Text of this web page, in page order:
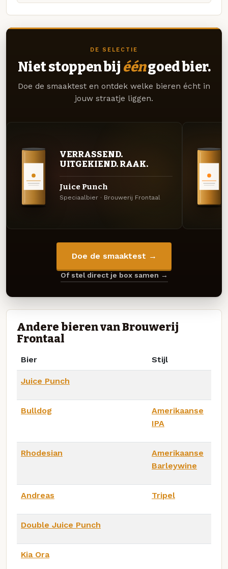
DE SELECTIE
Niet stoppen bij ééngoed bier.
Doe de smaaktest en ontdek welke bieren écht in
jouw straatje liggen.
VERRASSEND.
UITGEKIEND. RAAK.
Juice Punch
Speciaalbier · Brouwerij Frontaal
Doe de smaaktest →
Of stel direct je box samen →
Andere bieren van Brouwerij
Frontaal
Bier Stijl
Juice Punch
Bulldog
Amerikaanse
IPA
Rhodesian
Amerikaanse
Barleywine
Andreas Tripel
Double Juice Punch
Kia Ora